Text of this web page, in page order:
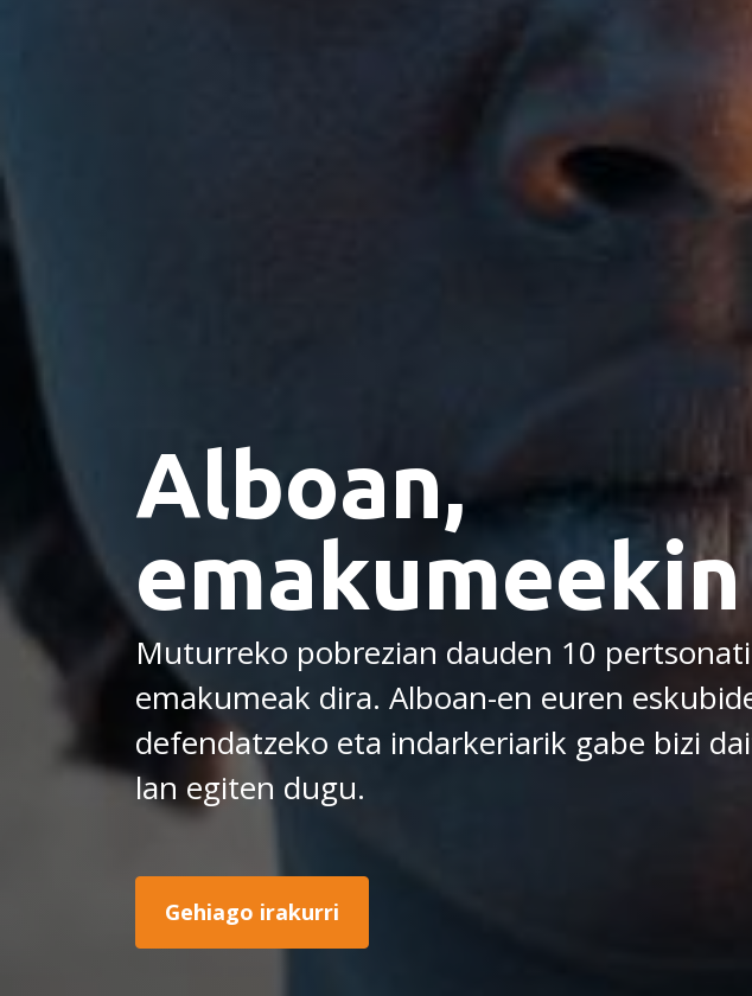
Alboan,
emakumeekin
Muturreko pobrezian dauden 10
emakumeak dira. Alboan-en euren
defendatzeko eta indarkeriarik gabe bizi
lan egiten dugu.
Gehiago irakurri